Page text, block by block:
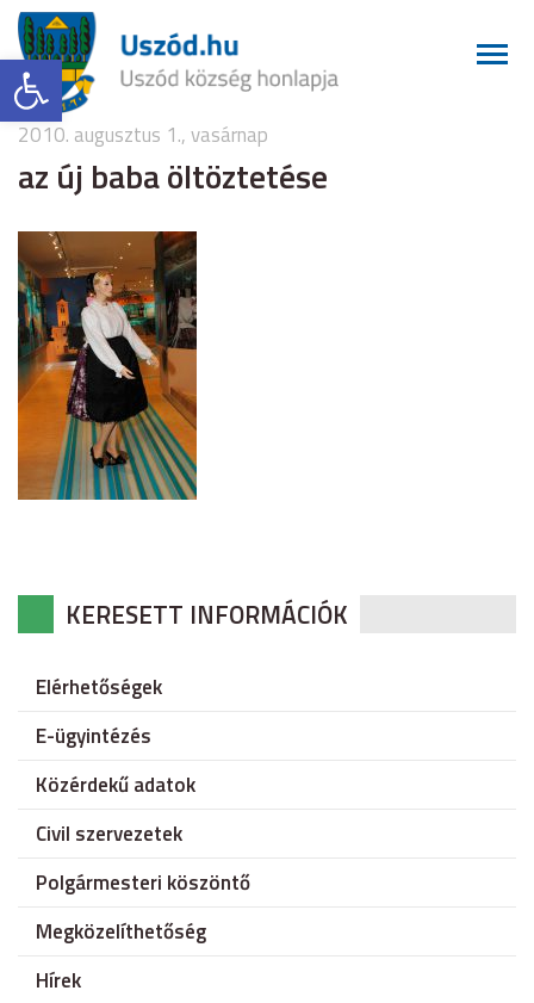
Eszköztár megnyitása
2010. augusztus 1., vasárnap
az új baba öltöztetése
KERESETT INFORMÁCIÓK
Elérhetőségek
E-ügyintézés
Közérdekű adatok
Civil szervezetek
Polgármesteri köszöntő
Megközelíthetőség
Hírek